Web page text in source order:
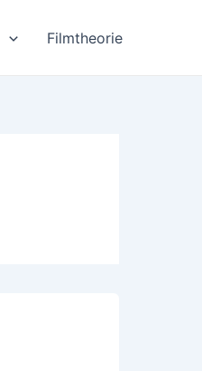
Filmtheorie